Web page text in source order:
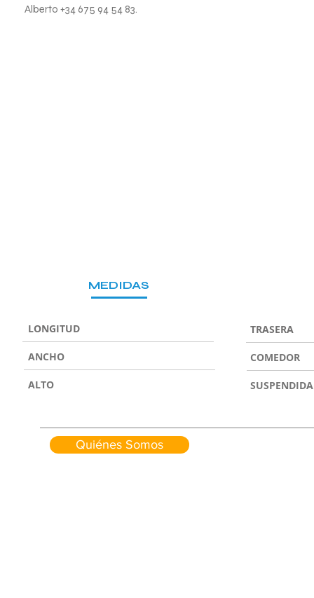
Alberto +34 675 94 54 83.
MEDIDAS
LONGITUD
ANCHO
ALTO
TRASERA
COMEDOR
SUSPENDIDA
Quiénes Somos